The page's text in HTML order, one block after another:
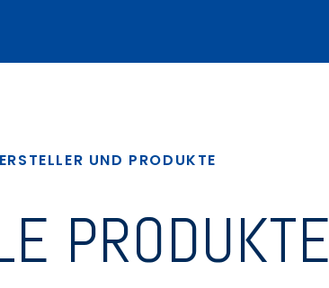
UND PRODUKTE
PRODUKTE